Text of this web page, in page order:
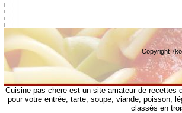
Copyright
Cuisine pas chere est un site amateur de
pour votre entrée, tarte, soupe, viande, poisson,
classés en